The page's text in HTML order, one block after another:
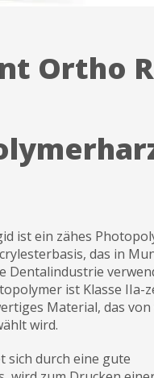
Ortho
ist ein zähes
das in
Dentalindustrie
ist Klasse IIa-
Material, das von
wird.
sich durch eine gute